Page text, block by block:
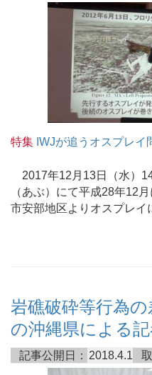
特集 IWJが追うオスプレイ
2017年12月13日（水）
（あぶ）にて平成28年12
市安部地区よりオスプレイ
岩礁破砕等行為
の沖縄県による
記事公開日： 2018.4.1